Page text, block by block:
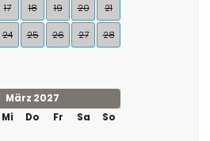
17 18 19 20 21
24 25 26 27 28
März 2027
Mi Do Fr Sa So